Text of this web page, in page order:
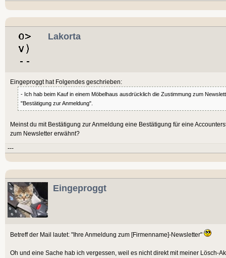
Lakorta
Eingeproggt hat Folgendes geschrieben:
- Ich hab beim Kauf in einem Möbelhaus ausdrücklich die Zustimmung zum
"Bestätigung zur Anmeldung".
Meinst du mit Bestätigung zur Anmeldung eine Bestätigung für eine
zum Newsletter erwähnt?
---
Eingeproggt
Betreff der Mail lautet: "Ihre Anmeldung zum [Firmenname]-Newsletter"
Oh und eine Sache hab ich vergessen, weil es nicht direkt mit meiner Lösch-